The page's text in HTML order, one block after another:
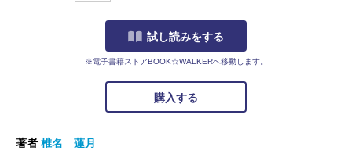
試し読みをする
※電子書籍ストアBOOK☆WALKERへ移動します。
購入する
著者 椎名 蓮月